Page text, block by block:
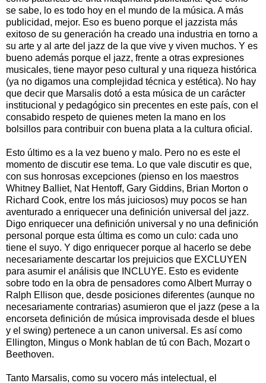
se sabe, lo es todo hoy en el mundo de la música. A más
publicidad, mejor. Eso es bueno porque el jazzista más
exitoso de su generación ha creado una industria en torno a
su arte y al arte del jazz de la que vive y viven muchos. Y es
bueno además porque el jazz, frente a otras expresiones
musicales, tiene mayor peso cultural y una riqueza histórica
(ya no digamos una complejidad técnica y estética). No hay
que decir que Marsalis dotó a esta música de un carácter
institucional y pedagógico sin precentes en este país, con el
consabido respeto de quienes meten la mano en los
bolsillos para contribuir con buena plata a la cultura oficial.
Esto último es a la vez bueno y malo. Pero no es este el
momento de discutir ese tema. Lo que vale discutir es que,
con sus honrosas excepciones (pienso en los maestros
Whitney Balliet, Nat Hentoff, Gary Giddins, Brian Morton o
Richard Cook, entre los más juiciosos) muy pocos se han
aventurado a enriquecer una definición universal del jazz.
Digo enriquecer una definición universal y no una definición
personal porque esta última es como un culo: cada uno
tiene el suyo. Y digo enriquecer porque al hacerlo se debe
necesariamente descartar los prejuicios que EXCLUYEN
para asumir el análisis que INCLUYE. Esto es evidente
sobre todo en la obra de pensadores como Albert Murray o
Ralph Ellison que, desde posiciones diferentes (aunque no
necesariamente contrarias) asumieron que el jazz (pese a la
encorseta definición de música improvisada desde el blues
y el swing) pertenece a un canon universal. Es así como
Ellington, Mingus o Monk hablan de tú con Bach, Mozart o
Beethoven.
Tanto Marsalis, como su vocero más intelectual, el